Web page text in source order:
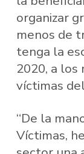
organizar
menos de
tenga la
2020, a los
víctimas
“De la
Víctimas,